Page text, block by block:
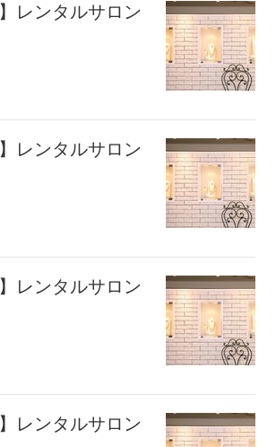
レンタルサロン
レンタルサロン
レンタルサロン
レンタルサロン